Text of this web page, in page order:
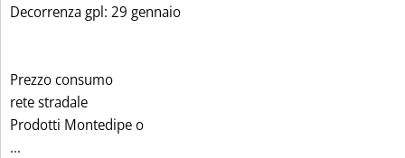
Decorrenza gpl: 29 gennaio
Prezzo consumo
rete stradale
Prodotti Montedipe o
...